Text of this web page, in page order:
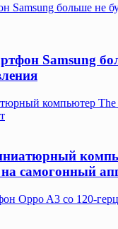
Samsung больше не
Samsung
компьютер
самогонный
Oppo A3 со 120-